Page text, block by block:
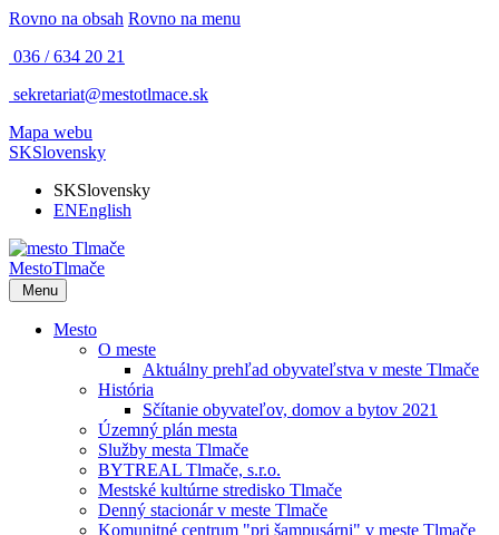
Rovno na obsah Rovno na menu
036 / 634 20 21
sekretariat@mestotlmace.sk
Mapa webu
SKSlovensky
SKSlovensky
ENEnglish
MestoTlmače
Menu
Mesto
O meste
Aktuálny prehľad obyvateľstva v meste Tlmače
História
Sčítanie obyvateľov, domov a bytov 2021
Územný plán mesta
Služby mesta Tlmače
BYTREAL Tlmače, s.r.o.
Mestské kultúrne stredisko Tlmače
Denný stacionár v meste Tlmače
Komunitné centrum "pri šampusárni" v meste Tlmače